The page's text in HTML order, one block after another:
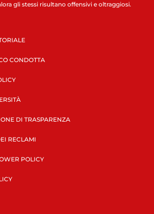
gli stessi risultano offensivi e oltraggiosi.
CONDOTTA
DI TRASPARENZA
RECLAMI
POLICY